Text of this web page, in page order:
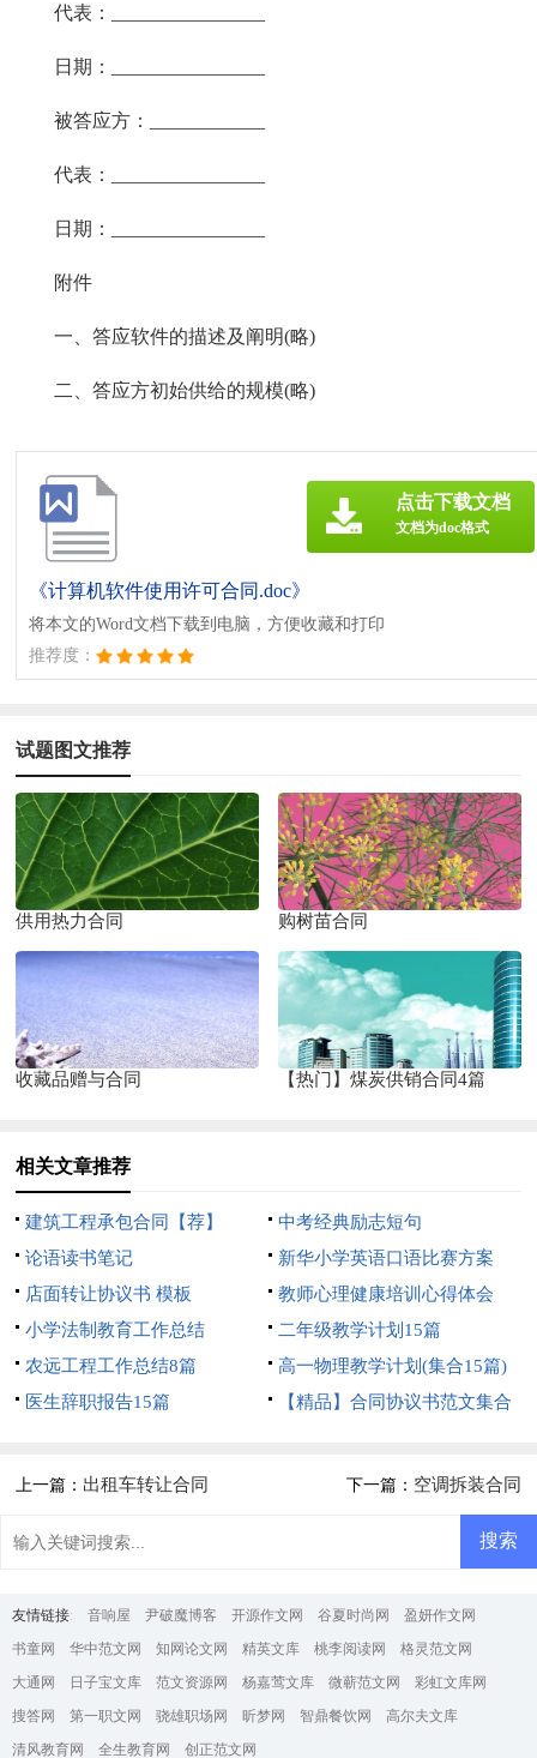
代表：________________
日期：________________
被答应方：____________
代表：________________
日期：________________
附件
一、答应软件的描述及阐明(略)
二、答应方初始供给的规模(略)
《计算机软件使用许可合同.doc》
将本文的Word文档下载到电脑，方便收藏和打印
推荐度：
点击下载文档
文档为doc格式
试题图文推荐
供用热力合同 购树苗合同
收藏品赠与合同 【热门】煤炭供销合同4篇
相关文章推荐
建筑工程承包合同【荐】
中考经典励志短句
论语读书笔记
新华小学英语口语比赛方案
店面转让协议书 模板
教师心理健康培训心得体会
小学法制教育工作总结
二年级教学计划15篇
农远工程工作总结8篇
高一物理教学计划(集合15篇)
医生辞职报告15篇
【精品】合同协议书范文集合
上一篇： 出租车转让合同 下一篇： 空调拆装合同
友情链接: 音响屋 尹破魔博客 开源作文网 谷夏时尚网
盈妍作文网
书童网
华中范文网 知网论文网 精英文库 桃李阅读网
格灵范文网
大通网
日子宝文库 范文资源网 杨嘉莺文库 微蕲范文网
彩虹文库网
搜答网
第一职文网 骁雄职场网 昕梦网 智鼎餐饮网
高尔夫文库
清风教育网
全生教育网 创正范文网